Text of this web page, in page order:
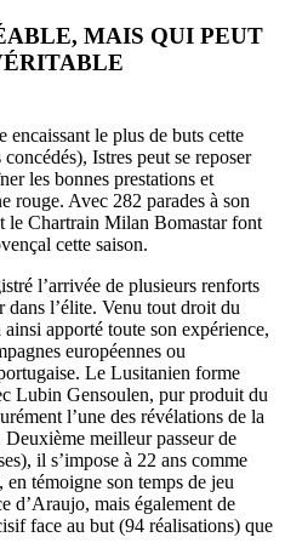
MAIS QUI PEUT
encaissant le plus de buts cette
Istres peut se reposer
les bonnes prestations et
rouge. Avec 282 parades à son
le Chartrain Milan Bomastar font
cette saison.
l’arrivée de plusieurs renforts
dans l’élite. Venu tout droit du
apporté toute son expérience,
européennes ou
Le Lusitanien forme
Lubin Gensoulen, pur produit du
l’une des révélations de la
meilleur passeur de
il s’impose à 22 ans comme
témoigne son temps de jeu
d’Araujo, mais également de
face au but (94 réalisations) que